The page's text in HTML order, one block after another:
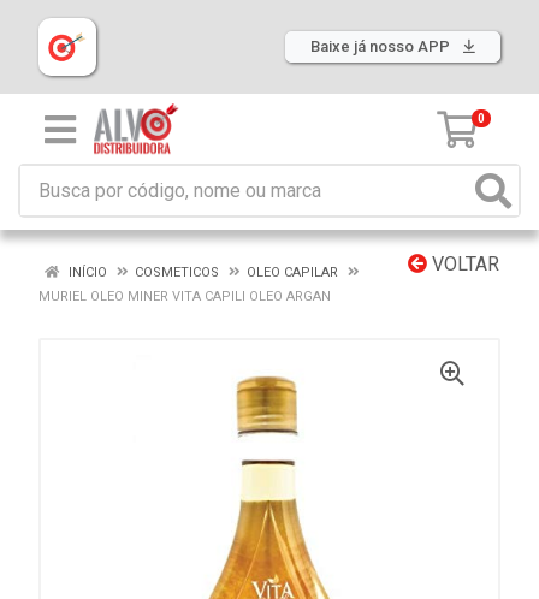
Baixe já nosso APP
0
VOLTAR
INÍCIO COSMETICOS
OLEO CAPILAR
MURIEL OLEO MINER VITA CAPILI OLEO ARGAN